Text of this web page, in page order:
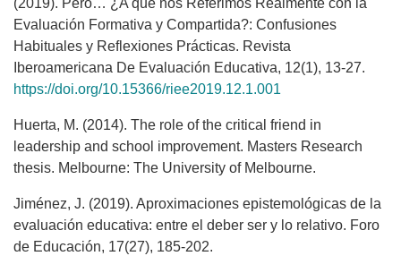
(2019). Pero… ¿A qué nos Referimos Realmente con la
Evaluación Formativa y Compartida?: Confusiones
Habituales y Reflexiones Prácticas. Revista
Iberoamericana De Evaluación Educativa, 12(1), 13-27.
https://doi.org/10.15366/riee2019.12.1.001
Huerta, M. (2014). The role of the critical friend in
leadership and school improvement. Masters Research
thesis. Melbourne: The University of Melbourne.
Jiménez, J. (2019). Aproximaciones epistemológicas de la
evaluación educativa: entre el deber ser y lo relativo. Foro
de Educación, 17(27), 185-202.